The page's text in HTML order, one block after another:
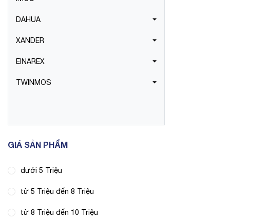
DAHUA
XANDER
EINAREX
TWINMOS
GIÁ SẢN PHẨM
dưới 5 Triệu
từ 5 Triệu đến 8 Triệu
từ 8 Triệu đến 10 Triệu